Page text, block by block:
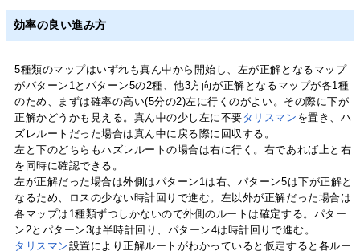
効率の良い進み方
5種類のマップはいずれも真ん中から開始し、左が正解となるマップ
がパターン1とパターン5の2種、他3方向が正解となるマップが各1種
のため、まずは確率の高い(5分の2)左に行くのがよい。その際に下が
正解かどうかも見える。真ん中の少し左に不要タリスマン を置き、ハ
ズレルートだった場合は真ん中に戻る際に回収する。
左と下のどちらもハズレルートの場合は右に行く。右であれば上と右
を同時に確認できる。
左が正解だった場合は外側はパターン1は右、パターン5は下が正解と
なるため、ロスの少ない時計回りで進む。左以外が正解だった場合は
各マップは1種類ずつしかないので外側のルートは確定する。パター
ン2とパターン3は半時計回り、パターン4は時計回りで進む。
タリスマン設置により正解ルートがわかっていると仮定すると各ルー